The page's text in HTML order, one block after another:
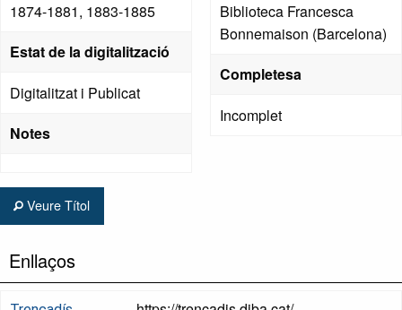
1874-1881, 1883-1885
Estat de la digitalització
Digitalitzat i Publicat
Notes
Biblioteca Francesca
Bonnemaison (Barcelona)
Completesa
Incomplet
Veure Títol
Enllaços